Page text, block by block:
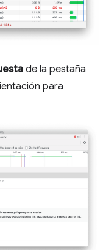
de la pestaña
para